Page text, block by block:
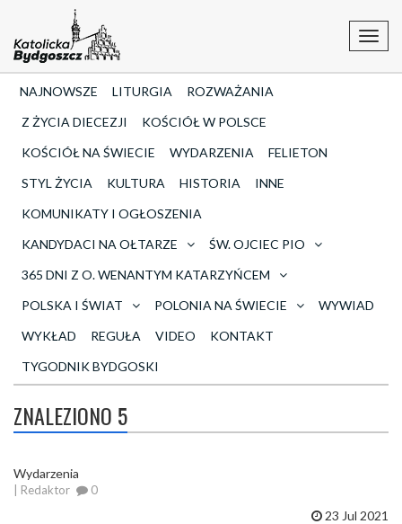
NAJNOWSZE LITURGIA
ROZWAŻANIA
Z ŻYCIA DIECEZJI
KOŚCIÓŁ W POLSCE
KOŚCIÓŁ NA ŚWIECIE
WYDARZENIA
FELIETON
STYL ŻYCIA
KULTURA HISTORIA
INNE
KOMUNIKATY I OGŁOSZENIA
KANDYDACI NA OŁTARZE
ŚW. OJCIEC PIO
365 DNI Z O. WENANTYM KATARZYŃCEM
POLSKA I ŚWIAT
POLONIA NA ŚWIECIE
WYWIAD
WYKŁAD
REGUŁA VIDEO
KONTAKT
TYGODNIK BYDGOSKI
ZNALEZIONO 5
Wydarzenia
| Redaktor 0
23 Jul 2021